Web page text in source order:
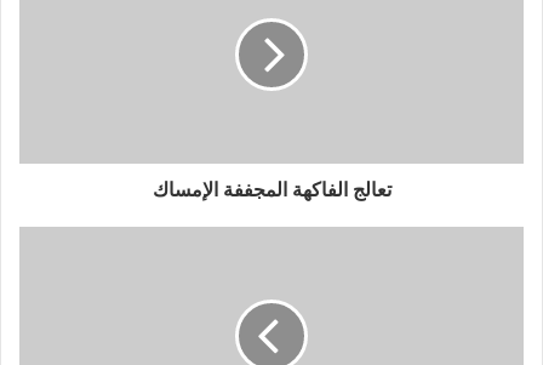
تعالج الفاكهة المجففة الإمساك